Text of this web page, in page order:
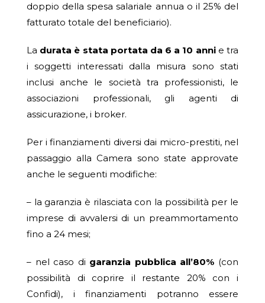
doppio della spesa salariale annua o il 25% del
fatturato totale del beneficiario).
La durata è stata portata da 6 a 10 annie tra
i soggetti interessati dalla misura sono stati
inclusi anche le società tra professionisti, le
associazioni professionali, gli agenti di
assicurazione, i broker.
Per i finanziamenti diversi dai micro-prestiti, nel
passaggio alla Camera sono state approvate
anche le seguenti modifiche:
– la garanzia è rilasciata con la possibilità per le
imprese di avvalersi di un preammortamento
fino a 24 mesi;
– nel caso di garanzia pubblica all’80% (con
possibilità di coprire il restante 20% con i
Confidi), i finanziamenti potranno essere